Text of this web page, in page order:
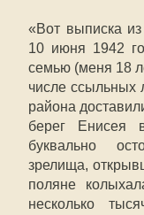
«Вот выписка
10 июня 1942
семью (меня 18
числе ссыльных
района
берег Енисея
буквально
зрелища,
поляне
несколько